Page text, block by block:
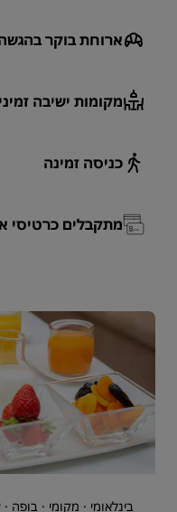
ארוחת בוקר
מקומות ישיבה
כניסה זמינה
מתקבלים כרטיסי
בינלאומי · מקומי · בופה